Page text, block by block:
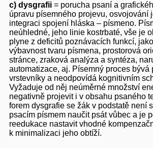
c) dysgrafii = porucha psaní a
úpravu písemného projevu, osvojování
integraci spojení hláska – písmeno.
neúhledné, jeho linie kostrbaté, vše je
plyne z deficitů poznávacích funkcí,
výbavnost tvaru písmena, prostorová
stránce, zraková analýza a syntéza,
automatizace, aj. Písemný proces bývá
vrstevníky a neodpovídá kognitivním
Vyžaduje od něj neúměrné množství
negativně projevit i v obsahu psaného
forem dysgrafie se žák v podstatě není
psacím písmem naučit psát vůbec a je
reedukace nastavit vhodné
k minimalizaci jeho obtíží.